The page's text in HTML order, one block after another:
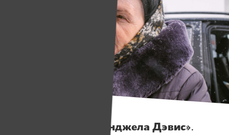
«Меня называли Анджела Дэвис».